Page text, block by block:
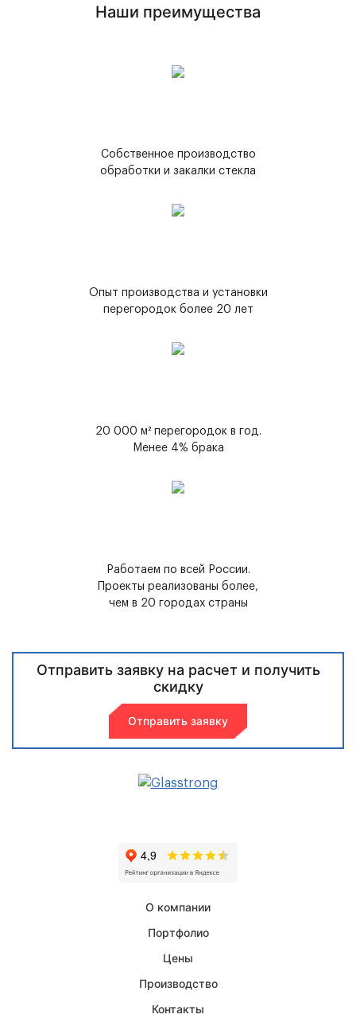
Наши преимущества
Собственное производство
обработки и закалки стекла
Опыт производства и установки
перегородок более 20 лет
20 000 м² перегородок в год.
Менее 4% брака
Работаем по всей России.
Проекты реализованы более,
чем в 20 городах страны
Отправить заявку на расчет и получить
скидку
Отправить заявку
О компании
Портфолио
Цены
Производство
Контакты